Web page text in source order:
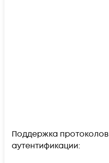
Поддержка протоколов
аутентификации: